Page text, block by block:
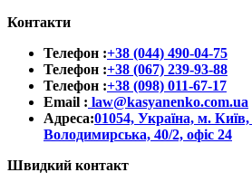
Контакти
Телефон :+38 (044) 490-04-75
Телефон :+38 (067) 239-93-88
Телефон :+38 (098) 011-67-17
Email : law@kasyanenko.com.ua
Адреса:01054, Україна, м.
Володимирська, 40/2, офіс 24
Швидкий контакт